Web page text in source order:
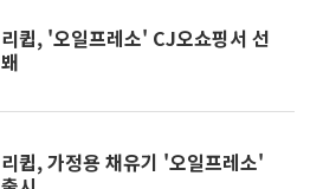
리큅, '오일프레소' CJ오쇼핑서 선
봬
리큅, 가정용 채유기 '오일프레소'